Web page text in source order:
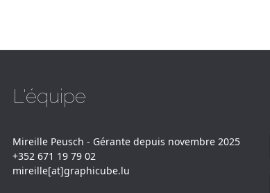
L'équipe
Mireille Peusch - Gérante depuis novembre 2025
+352 671 19 79 02
mireille[at]graphicube.lu